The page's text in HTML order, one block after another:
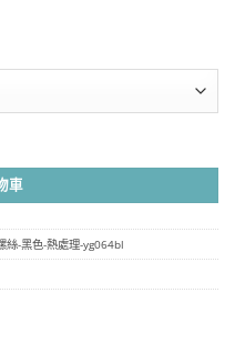
車
-黑色-熱處理-yg064bl